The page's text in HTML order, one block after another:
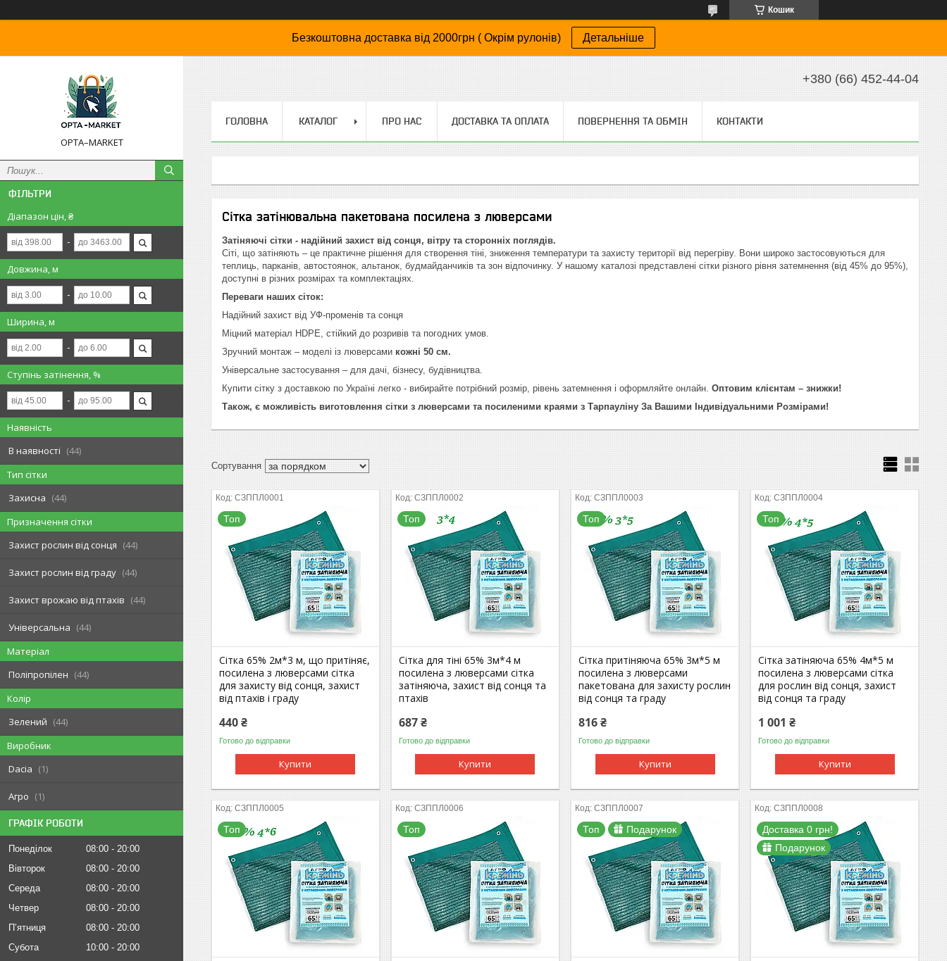
Кошик
Безкоштовна доставка від 2000грн ( Окрім рулонів) Детальніше
OPTA–MARKET
ФІЛЬТРИ
Діапазон цін, ₴
Довжина, м
Ширина, м
Ступінь затінення, %
Наявність
В наявності
44
Тип сітки
Захисна
44
Призначення сітки
Захист рослин від сонця
44
Захист рослин від граду 44
Захист врожаю від птахів 44
Універсальна
44
Матеріал
Поліпропілен
44
Колір
Зелений
44
Виробник
Dacia
1
Агро 1
ГРАФІК РОБОТИ
Понеділок 08:00
20:00
Вівторок
08:00
20:00
Середа
08:00
20:00
Четвер
08:00
20:00
Пʼятниця
08:00
20:00
Субота
10:00
20:00
+380 (66) 452-44-04
ГОЛОВНА КАТАЛОГ ПРО НАС ДОСТАВКА ТА ОПЛАТА ПОВЕРНЕННЯ ТА ОБМІН КОНТАКТИ
Сітка затінювальна пакетована посилена з люверсами
Затіняючі сітки - надійний захист від сонця, вітру та сторонніх поглядів.
Сіті, що затіняють – це практичне рішення для створення тіні, зниження температури та захисту території від перегріву. Вони широко застосовуються для
теплиць, парканів, автостоянок, альтанок, будмайданчиків та зон відпочинку. У нашому каталозі представлені сітки різного рівня затемнення (від 45% до 95%),
доступні в різних розмірах та комплектаціях.
Переваги наших сіток:
Надійний захист від УФ-променів та сонця
Міцний матеріал HDPE, стійкий до розривів та погодних умов.
Зручний монтаж – моделі із люверсами кожні 50 см.
Універсальне застосування – для дачі, бізнесу, будівництва.
Купити сітку з доставкою по Україні легко - вибирайте потрібний розмір, рівень затемнення і оформляйте онлайн. Оптовим клієнтам – знижки!
Також, є можливість виготовлення сітки з люверсами та посиленими краями з Тарпауліну За Вашими Індивідуальними Розмірами!
СЗППЛ0001
Топ
Сітка 65% 2м*3 м, що притіняє,
посилена з люверсами сітка
для захисту від сонця, захист
від птахів і граду
440 ₴
Готово до відправки
Купити
СЗППЛ0002
Топ
Сітка для тіні 65% 3м*4 м
посилена з люверсами сітка
затіняюча, захист від сонця та
птахів
687 ₴
Готово до відправки
Купити
СЗППЛ0003
Топ
Сітка притіняюча 65% 3м*5 м
посилена з люверсами
пакетована для захисту рослин
від сонця та граду
816 ₴
Готово до відправки
Купити
СЗППЛ0004
Топ
Сітка затіняюча 65% 4м*5 м
посилена з люверсами сітка
для рослин від сонця, захист
від сонця та граду
1 001 ₴
Готово до відправки
Купити
СЗППЛ0005
Топ
СЗППЛ0006
Топ
СЗППЛ0007
Топ Подарунок
СЗППЛ0008
Доставка 0 грн!
Подарунок